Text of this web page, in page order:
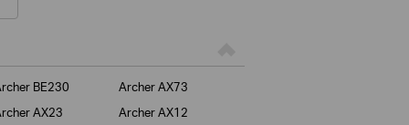
BE230
Archer AX73
AX23
Archer AX12